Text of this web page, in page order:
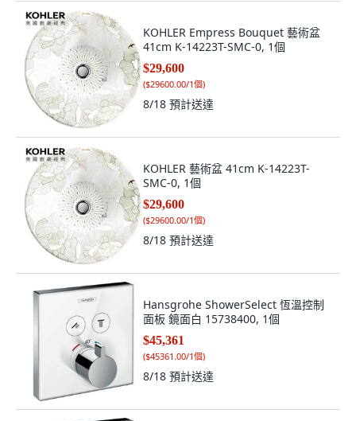
KOHLER Empress Bouquet 藝術盆
41cm K-14223T-SMC-0, 1個
$29,600
($29600.00/1個)
8/18 預計送達
KOHLER 藝術盆 41cm K-14223T-
SMC-0, 1個
$29,600
($29600.00/1個)
8/18 預計送達
Hansgrohe ShowerSelect 恆溫控制
面板 鏡面白 15738400, 1個
$45,361
($45361.00/1個)
8/18 預計送達